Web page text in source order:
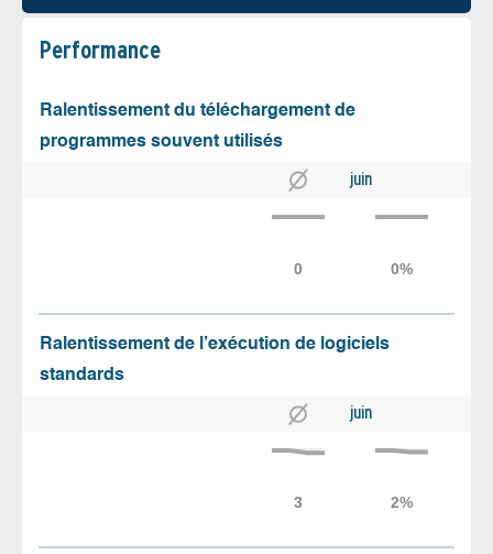
Performance
Ralentissement du téléchargement de
programmes souvent utilisés
juin
Ralentissement de l’exécution de logiciels
standards
juin